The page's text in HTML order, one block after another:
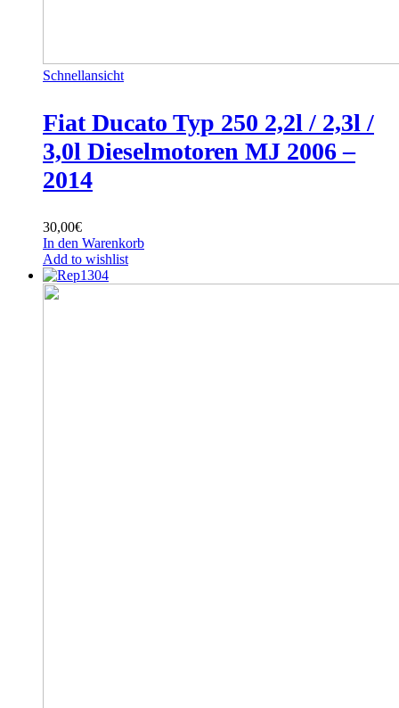
Schnellansicht
Fiat Ducato Typ 250 2,2l / 2,3l /
3,0l Dieselmotoren MJ 2006 –
2014
30,00€
In den Warenkorb
Add to wishlist